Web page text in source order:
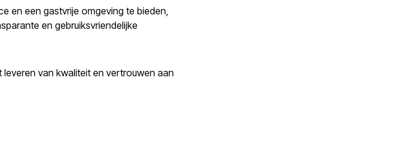
en een gastvrije omgeving te bieden,
en gebruiksvriendelijke
van kwaliteit en vertrouwen aan